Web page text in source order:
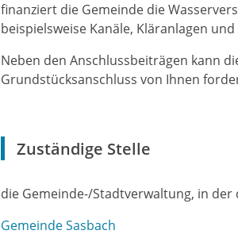
finanziert die Gemeinde die
beispielsweise Kanäle, Kläranlagen
Neben den Anschlussbeiträgen kann
Grundstücksanschluss von Ihnen
Zuständige Stelle
die Gemeinde-/Stadtverwaltung, in
Gemeinde Sasbach